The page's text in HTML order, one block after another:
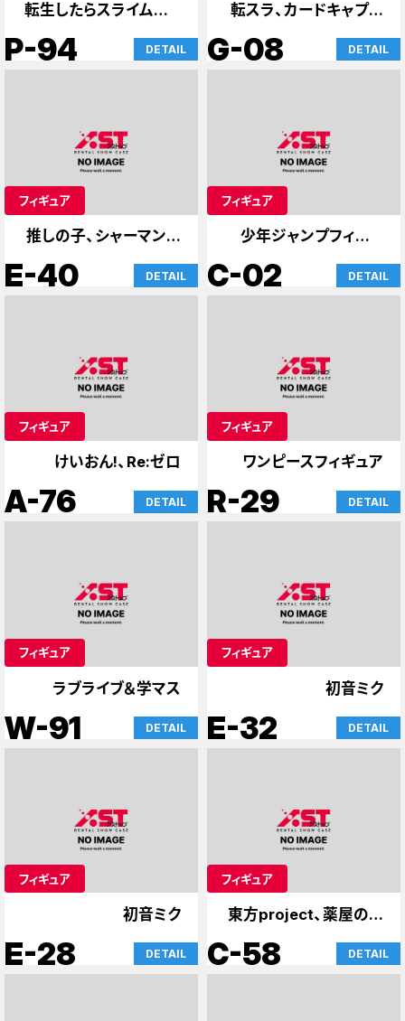
転生したらスライムだっ
た件
P-94 DETAIL
転スラ、カードキャプタ
ーさくら
G-08 DETAIL
フィギュア
推しの子、シャーマンキ
ング
E-40 DETAIL
フィギュア
少年ジャンプフィギュ
ア アトレカード
C-02 DETAIL
フィギュア
けいおん!、Re:ゼロ
A-76 DETAIL
フィギュア
ワンピースフィギュア
R-29 DETAIL
フィギュア
ラブライブ＆学マス
W-91 DETAIL
フィギュア
初音ミク
E-32 DETAIL
フィギュア
初音ミク
E-28 DETAIL
フィギュア
東方project、薬屋のひ
とりごと
C-58 DETAIL